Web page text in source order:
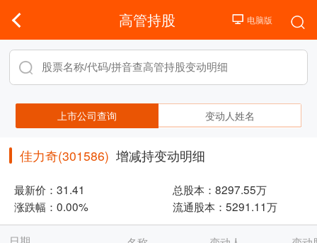
高管持股
上市公司查询 变动人姓名
佳力奇(301586) 增减持变动明细
最新价： 31.41 总股本： 8297.55万
涨跌幅： 0.00% 流通股本： 5291.11万